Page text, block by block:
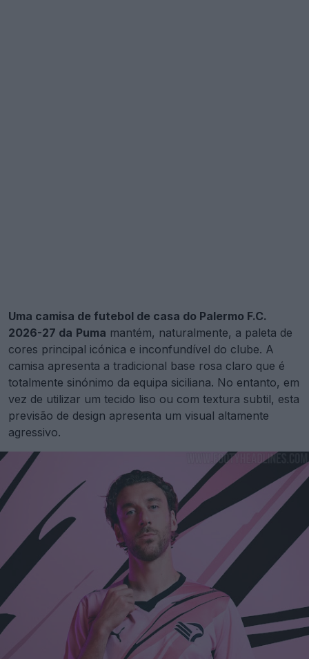
Uma camisa de futebol de casa do Palermo F.C.
2026-27 da Puma mantém, naturalmente, a paleta de
cores principal icónica e inconfundível do clube. A
camisa apresenta a tradicional base rosa claro que é
totalmente sinónimo da equipa siciliana. No entanto, em
vez de utilizar um tecido liso ou com textura subtil, esta
previsão de design apresenta um visual altamente
agressivo.